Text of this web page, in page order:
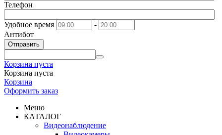
Телефон
Удобное время
-
Антибот
Отправить
Корзина пуста
Корзина пуста
Корзина
Оформить заказ
Меню
КАТАЛОГ
Видеонаблюдение